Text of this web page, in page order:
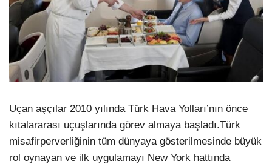
Uçan aşçılar 2010 yılında Türk Hava Yolları’nın önce
kıtalararası uçuşlarında görev almaya başladı.Türk
misafirperverliğinin tüm dünyaya gösterilmesinde büyük
rol oynayan ve ilk uygulamayı New York hattında